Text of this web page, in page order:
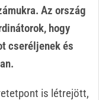
Az ország
hogy
cseréljenek és
is létrejött,